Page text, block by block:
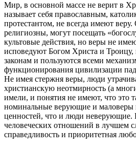
Мир, в основной массе не верит в
называет себя православным,
протестантом, не всегда имеют
религиозны, могут посещать
культовые действия, но веры не
исповедуют Богом Христа и
законам и пользуются всеми
функционирования цивилизации
Не имея стержня веры, люди
христианскую неотмирность (а
имели, и понятия не имеют, что это
номинальные верующие и маловеры
ценностей, что и люди неверующие.
человеческих отношений в лучшем
справедливость и приоритетная